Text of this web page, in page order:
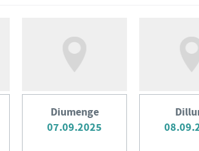
Diumenge
07.09.2025